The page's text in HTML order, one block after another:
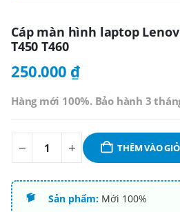
Cáp màn hình laptop
T450 T460
250.000 ₫
Hàng mới 100%. Bảo hành 3
THÊM VÀO
Sản phẩm:Mới 100%